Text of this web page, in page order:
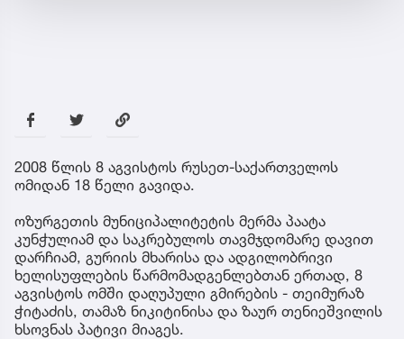
2008 წლის 8 აგვისტოს რუსეთ-საქართველოს
ომიდან 18 წელი გავიდა.
ოზურგეთის მუნიციპალიტეტის მერმა პაატა
კუნჭულიამ და საკრებულოს თავმჯდომარე დავით
დარჩიამ, გურიის მხარისა და ადგილობრივი
ხელისუფლების წარმომადგენლებთან ერთად, 8
აგვისტოს ომში დაღუპული გმირების - თეიმურაზ
ჭიტაძის, თამაზ ნიკიტინისა და ზაურ თენიეშვილის
ხსოვნას პატივი მიაგეს.